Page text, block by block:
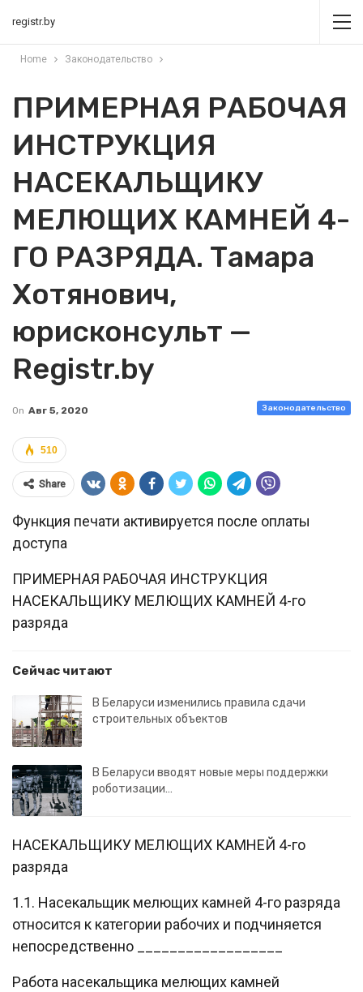
registr.by
Home Законодательство
ПРИМЕРНАЯ РАБОЧАЯ
ИНСТРУКЦИЯ
НАСЕКАЛЬЩИКУ
МЕЛЮЩИХ КАМНЕЙ 4-
ГО РАЗРЯДА. Тамара
Хотянович,
юрисконсульт —
Registr.by
Законодательство
On Авг 5, 2020
510
Share
Функция печати активируется после оплаты
доступа
ПРИМЕРНАЯ РАБОЧАЯ ИНСТРУКЦИЯ
НАСЕКАЛЬЩИКУ МЕЛЮЩИХ КАМНЕЙ 4-го
разряда
Сейчас читают
В Беларуси изменились правила сдачи
строительных объектов
В Беларуси вводят новые меры поддержки
роботизации…
НАСЕКАЛЬЩИКУ МЕЛЮЩИХ КАМНЕЙ 4-го
разряда
1.1. Насекальщик мелющих камней 4-го разряда
относится к категории рабочих и подчиняется
непосредственно __________________
Работа насекальщика мелющих камней